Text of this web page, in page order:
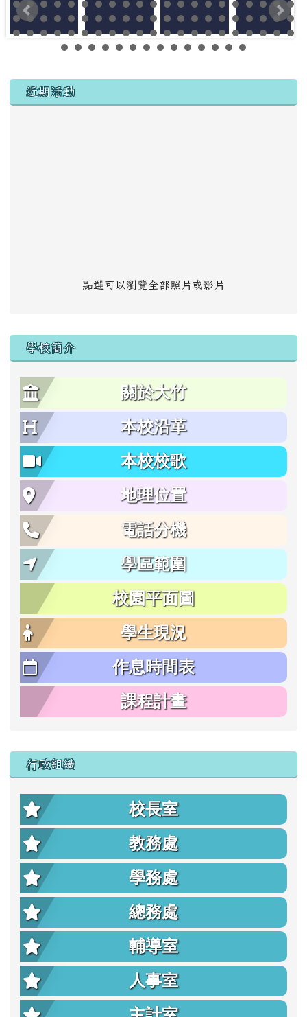
左邊區域內容
近期活動
點選可以瀏覽全部照片或影片
學校簡介
關於大竹
本校沿革
本校校歌
地理位置
電話分機
學區範圍
校園平面圖
學生現況
作息時間表
課程計畫
行政組織
校長室
教務處
學務處
總務處
輔導室
人事室